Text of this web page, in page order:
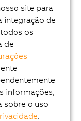
site para
integração de
os
de
informações,
sobre o uso
.